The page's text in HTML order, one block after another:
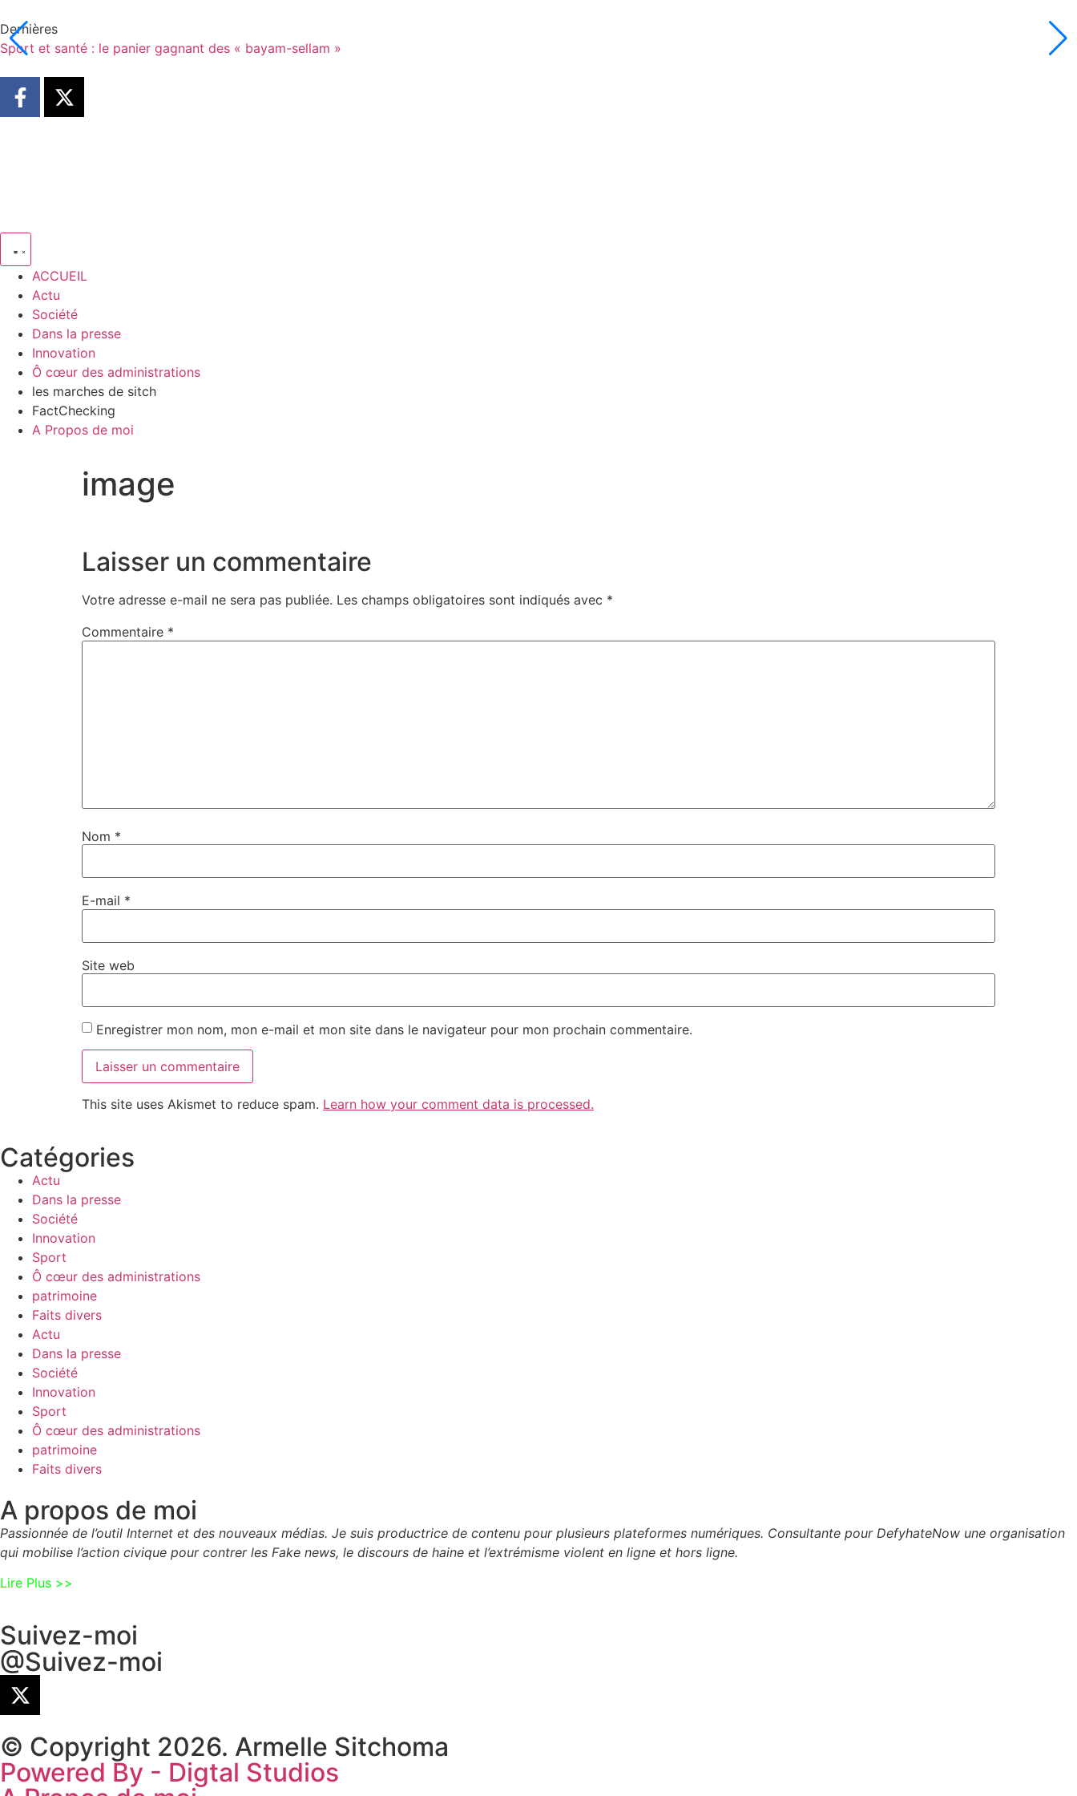
Dernières
Sport et santé : le panier gagnant des « bayam-sellam »
ACCUEIL
Actu
Société
Dans la presse
Innovation
Ô cœur des administrations
les marches de sitch
FactChecking
A Propos de moi
image
Laisser un commentaire
Votre adresse e-mail ne sera pas publiée. Les champs obligatoires sont indiqués avec *
Commentaire *
Nom *
E-mail *
Site web
Enregistrer mon nom, mon e-mail et mon site dans le navigateur pour mon prochain commentaire.
This site uses Akismet to reduce spam. Learn how your comment data is processed.
Catégories
Actu
Dans la presse
Société
Innovation
Sport
Ô cœur des administrations
patrimoine
Faits divers
Actu
Dans la presse
Société
Innovation
Sport
Ô cœur des administrations
patrimoine
Faits divers
A propos de moi
Passionnée de l’outil Internet et des nouveaux médias. Je suis productrice de contenu pour plusieurs plateformes numériques. Consultante pour DefyhateNow une organisation
qui mobilise l’action civique pour contrer les Fake news, le discours de haine et l’extrémisme violent en ligne et hors ligne.
Lire Plus >>
Suivez-moi
@Suivez-moi
© Copyright 2026. Armelle Sitchoma
Powered By - Digtal Studios